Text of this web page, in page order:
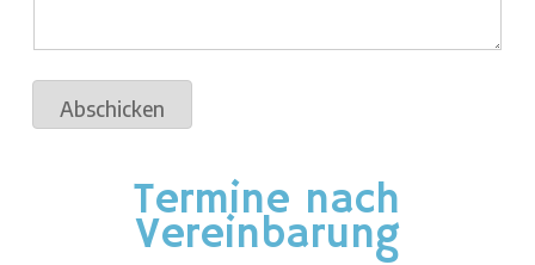
Abschicken
Termine nach
Vereinbarung